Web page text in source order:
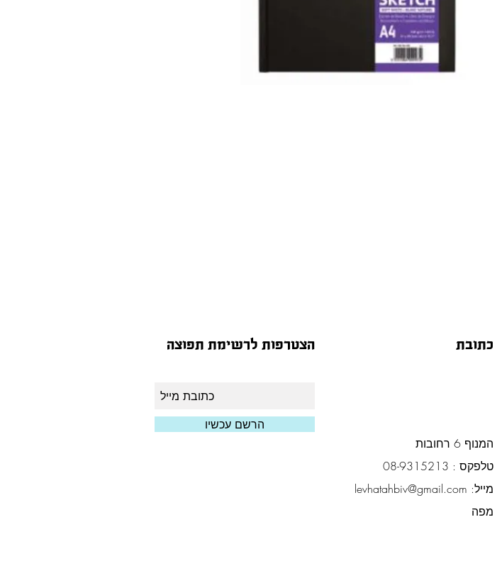
הצטרפות לרשימת תפוצה כתובת
הרשם עכשיו
המנוף 6 רחובות
טלפקס : 08-9315213
מייל: levhatahbiv@gmail.com
מפה